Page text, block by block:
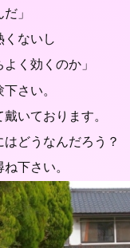
」
くないし
く効くのか」
さい。
いております。
どうなんだろう？
下さい。